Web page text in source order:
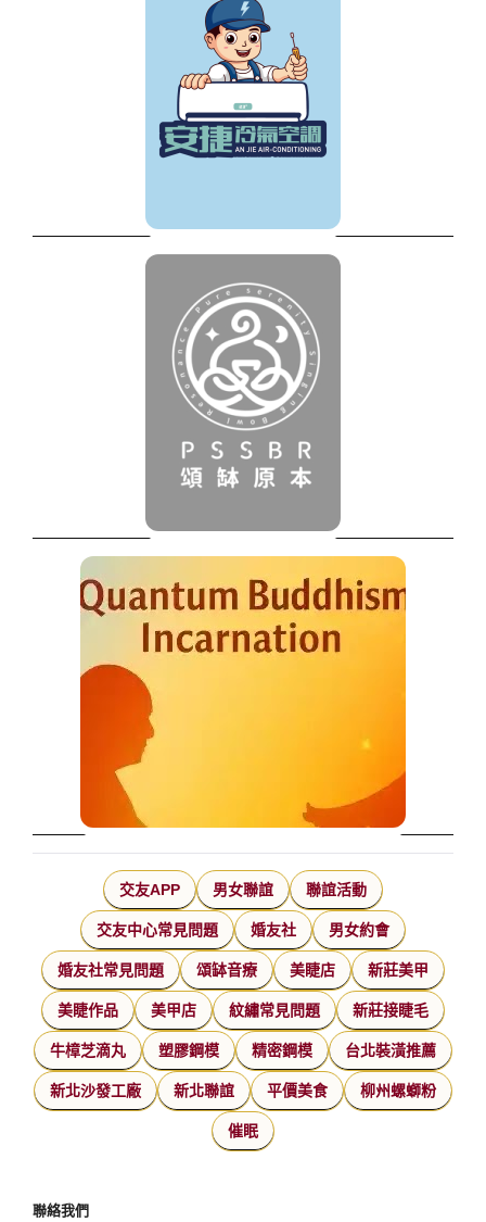
交友APP 男女聯誼 聯誼活動
交友中心常見問題 婚友社 男女約會
婚友社常見問題 頌缽音療 美睫店 新莊美甲
美睫作品 美甲店 紋繡常見問題 新莊接睫毛
牛樟芝滴丸 塑膠鋼模 精密鋼模 台北裝潢推薦
新北沙發工廠 新北聯誼 平價美食 柳州螺螄粉
催眠
聯絡我們